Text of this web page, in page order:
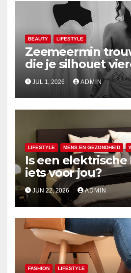
BEAUTY LIFESTYLE
Zeemeermin
die je silhouet
JUL 1, 2026 ADMIN
LIFESTYLE MENS EN GEZONDHEID
Is een
iets voor jou?
JUN 22, 2026 ADMIN
FASHION LIFESTYLE